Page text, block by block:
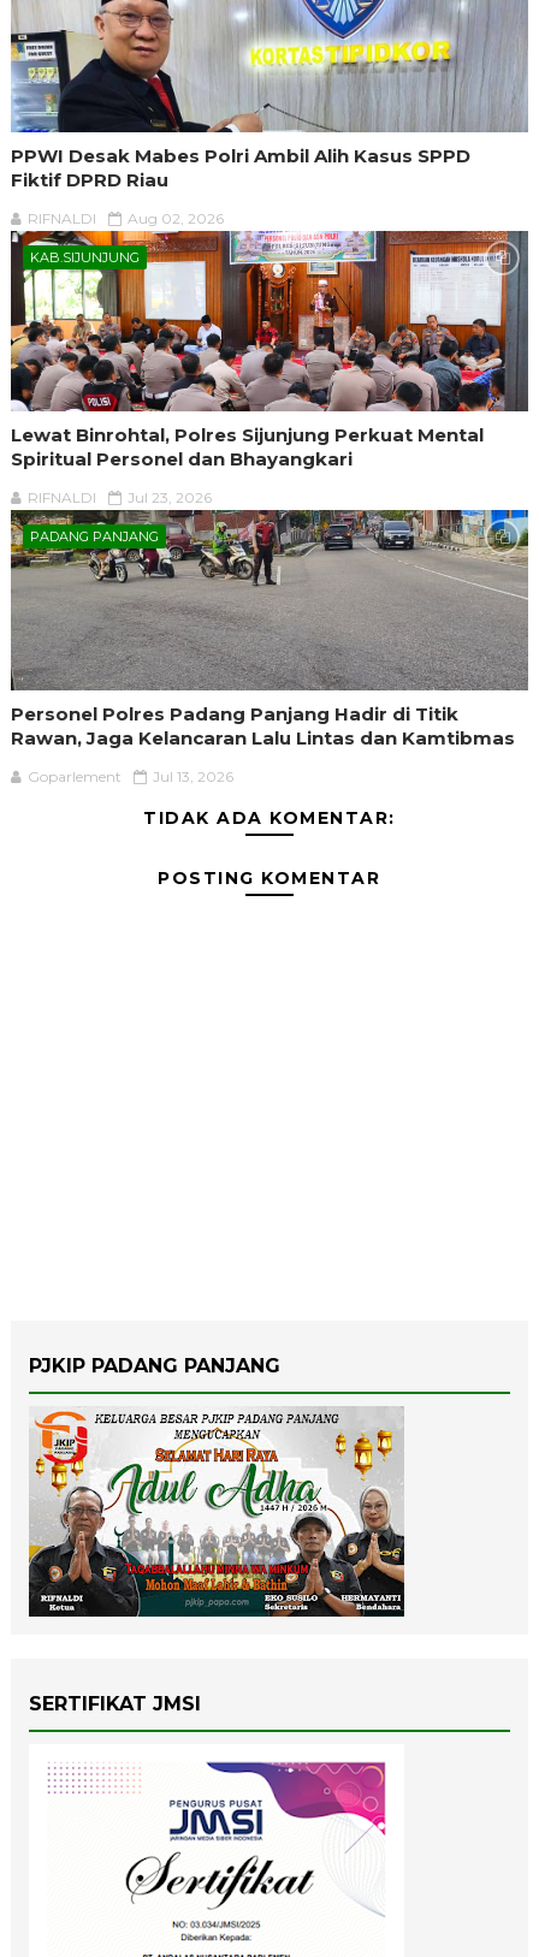
PPWI Desak Mabes Polri Ambil Alih Kasus SPPD
Fiktif DPRD Riau
RIFNALDI Aug 02, 2026
KAB.SIJUNJUNG
Lewat Binrohtal, Polres Sijunjung Perkuat Mental
Spiritual Personel dan Bhayangkari
RIFNALDI Jul 23, 2026
PADANG PANJANG
Personel Polres Padang Panjang Hadir di Titik
Rawan, Jaga Kelancaran Lalu Lintas dan Kamtibmas
Goparlement Jul 13, 2026
TIDAK ADA KOMENTAR:
POSTING KOMENTAR
PJKIP PADANG PANJANG
SERTIFIKAT JMSI